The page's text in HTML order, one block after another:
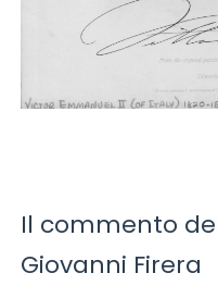
Il commento
Giovanni Firera